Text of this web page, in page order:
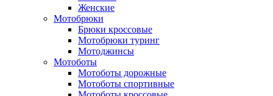
Женские
Мотобрюки
Брюки кроссовые
Мотобрюки туринг
Мотоджинсы
Мотоботы
Мотоботы дорожные
Мотоботы спортивные